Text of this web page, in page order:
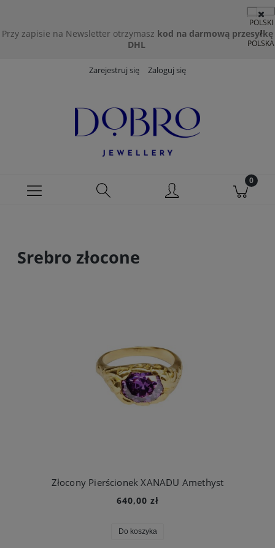
Przy zapisie na Newsletter otrzymasz kod na darmową przesyłkę
DHL
Zarejestruj się Zaloguj się
Srebro złocone
Złocony Pierścionek XANADU Amethyst
640,00 zł
Do koszyka